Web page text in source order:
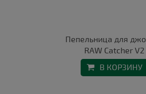
Пепельница для
RAW Catcher V2
В КОРЗИНУ